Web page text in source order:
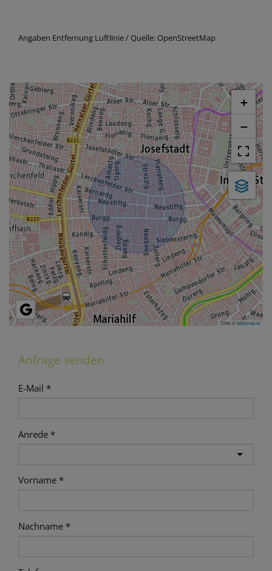
Angaben Entfernung Luftlinie / Quelle: OpenStreetMap
+
−
Tiles ©basemap.at
Anfrage senden
E-Mail
Anrede
Vorname
Nachname